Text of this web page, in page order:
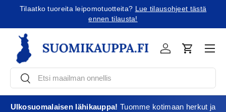
Tilaatko tuoreita leipomotuotteita? Lue tilausohjeet tästä
ennen tilausta!
EtsiEtsi
KirjauduOstoskori
Ulkosuomalaisen lähikauppa! Tuomme kotimaan herkut ja